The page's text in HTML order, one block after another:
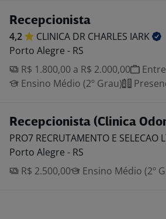
Recepcionista
4,2 CLINICA DR CHARLES IARK
Porto Alegre - RS
R$ 1.800,00 a R$ 2.000,00
Ensino Médio (2º Grau)
Recepcionista (Clinica
PRO7 RECRUTAMENTO E SELECAO
Porto Alegre - RS
R$ 2.500,00
Ensino Médio (2º